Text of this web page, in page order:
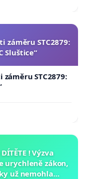
STC2879:
Sluštice“
STC2879:
! Výzva
urychleně zákon,
už nemohla